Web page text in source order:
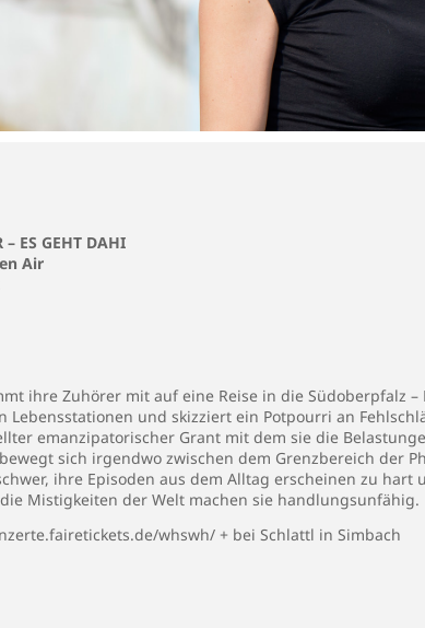
– ES GEHT DAHI
Air
ihre Zuhörer mit auf eine Reise in die Südoberpfalz
Lebensstationen und skizziert ein Potpourri an
emanzipatorischer Grant mit dem sie die
sich irgendwo zwischen dem Grenzbereich der
ihre Episoden aus dem Alltag erscheinen zu
Mistigkeiten der Welt machen sie handlungsunfähig.
whswh/ + bei Schlattl in Simbach